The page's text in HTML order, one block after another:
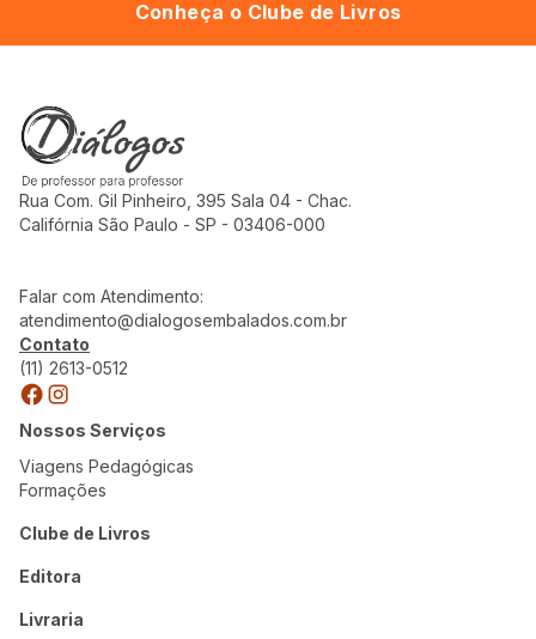
Conheça o Clube de Livros
Rua Com. Gil Pinheiro, 395 Sala 04 - Chac.
Califórnia São Paulo - SP - 03406-000
Falar com Atendimento:
atendimento@dialogosembalados.com.br
Contato
(11) 2613-0512
Nossos Serviços
Viagens Pedagógicas
Formações
Clube de Livros
Editora
Livraria